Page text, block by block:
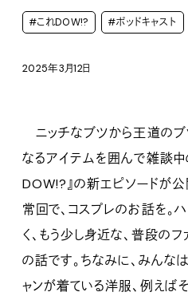
#これDOW!? #ポッドキャスト
2025年3月12日
ニッチなブツから王道のブ
なるアイテムを囲んで雑談中
DOW!?』の新エピソードが
常回で、コスプレのお話を。
く、もう少し身近な、普段の
の話です。ちなみに、みん
ャンが着ている洋服、例えば